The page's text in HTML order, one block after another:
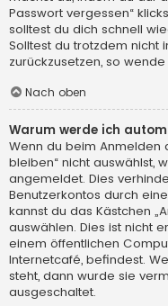
Passwort vergessen“
solltest du dich schnell
Solltest du trotzdem nicht
zurückzusetzen, so
Nach oben
Warum werde ich
Wenn du beim Anmelden
bleiben“ nicht auswählst,
angemeldet. Dies
Benutzerkontos durch
kannst du das Kästchen
auswählen. Dies ist nicht
einem öffentlichen
Internetcafé, befindest.
steht, dann wurde sie
ausgeschaltet.